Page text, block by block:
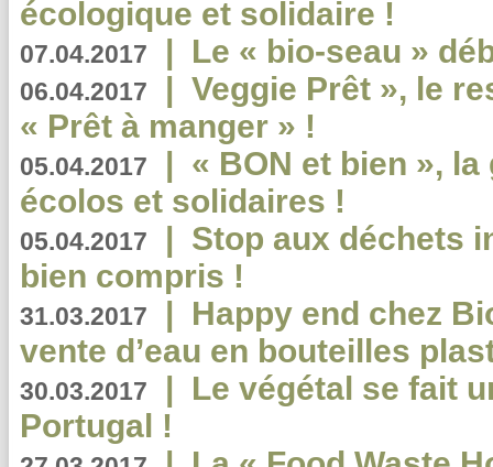
écologique et solidaire !
07.04.2017 | Le « bio-seau »
06.04.2017 | Veggie Prêt », le
« Prêt à manger » !
05.04.2017 | « BON et bien »,
écolos et solidaires !
05.04.2017 | Stop aux déchets
bien compris !
31.03.2017 | Happy end chez
vente d’eau en bouteilles
30.03.2017 | Le végétal se fait
Portugal !